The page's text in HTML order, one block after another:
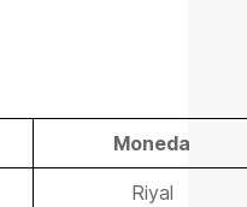
Moneda
Riyal